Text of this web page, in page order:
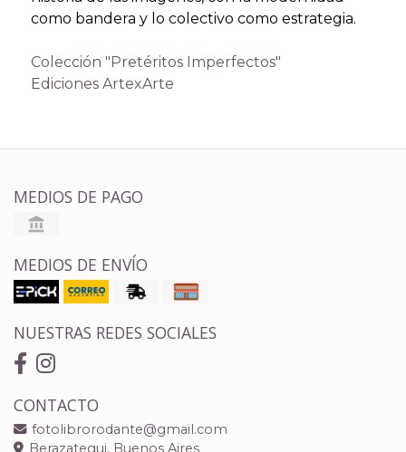
como bandera y lo colectivo como estrategia.
Colección "Pretéritos Imperfectos"
Ediciones ArtexArte
MEDIOS DE PAGO
MEDIOS DE ENVÍO
NUESTRAS REDES SOCIALES
CONTACTO
fotolibrorodante@gmail.com
Berazategui, Buenos Aires